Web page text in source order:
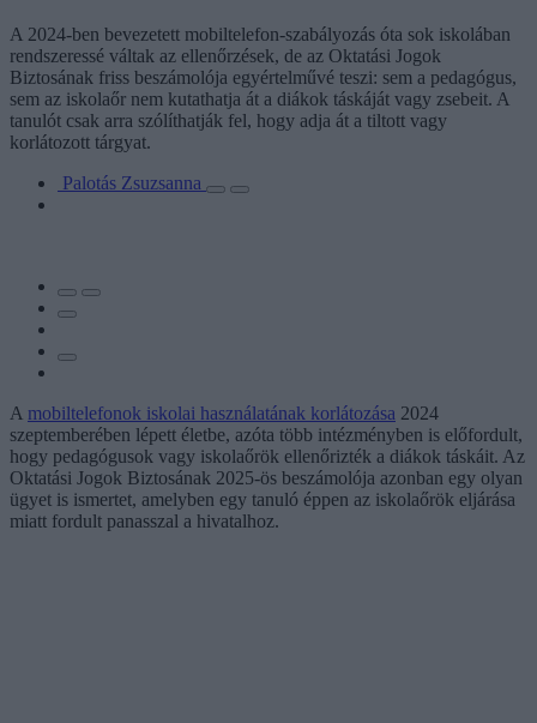
A 2024-ben bevezetett mobiltelefon-szabályozás óta sok iskolában
rendszeressé váltak az ellenőrzések, de az Oktatási Jogok
Biztosának friss beszámolója egyértelművé teszi: sem a pedagógus,
sem az iskolaőr nem kutathatja át a diákok táskáját vagy zsebeit. A
tanulót csak arra szólíthatják fel, hogy adja át a tiltott vagy
korlátozott tárgyat.
Palotás Zsuzsanna
A mobiltelefonok iskolai használatának korlátozása 2024
szeptemberében lépett életbe, azóta több intézményben is előfordult,
hogy pedagógusok vagy iskolaőrök ellenőrizték a diákok táskáit. Az
Oktatási Jogok Biztosának 2025-ös beszámolója azonban egy olyan
ügyet is ismertet, amelyben egy tanuló éppen az iskolaőrök eljárása
miatt fordult panasszal a hivatalhoz.